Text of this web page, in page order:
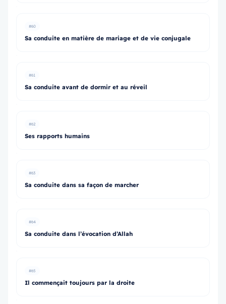
#60
Sa conduite en matière de mariage et de vie conjugale
#61
Sa conduite avant de dormir et au réveil
#62
Ses rapports humains
#63
Sa conduite dans sa façon de marcher
#64
Sa conduite dans l’évocation d’Allah
#65
Il commençait toujours par la droite